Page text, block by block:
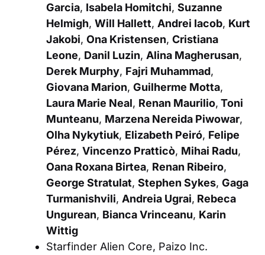
Garcia, Isabela Homitchi, Suzanne
Helmigh, Will Hallett, Andrei Iacob, Kurt
Jakobi, Ona Kristensen, Cristiana
Leone, Danil Luzin, Alina Magherusan,
Derek Murphy, Fajri Muhammad,
Giovana Marion, Guilherme Motta,
Laura Marie Neal, Renan Maurilio, Toni
Munteanu, Marzena Nereida Piwowar,
Olha Nykytiuk, Elizabeth Peiró, Felipe
Pérez, Vincenzo Pratticò, Mihai Radu,
Oana Roxana Birtea, Renan Ribeiro,
George Stratulat, Stephen Sykes, Gaga
Turmanishvili, Andreia Ugrai, Rebeca
Ungurean, Bianca Vrinceanu, Karin
Wittig
Starfinder Alien Core, Paizo Inc.